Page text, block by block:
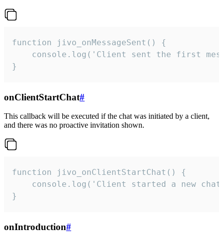
function jivo_onMessageSent() {
console.log('Client sent the first
}
onClientStartChat#
This callback will be executed if the chat was initiated by a client,
and there was no proactive invitation shown.
function jivo_onClientStartChat() {
console.log('Client started a new
}
onIntroduction#